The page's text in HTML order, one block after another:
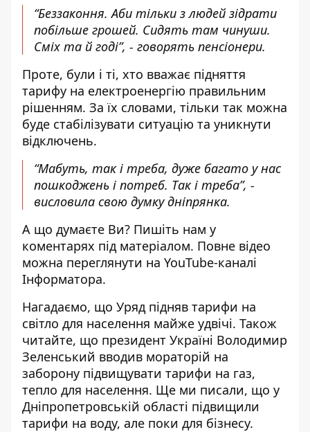
“Беззаконня. Аби тільки з людей зідрати
побільше грошей. Сидять там чинуши.
Сміх та й годі”, - говорять пенсіонери.
Проте, були і ті, хто вважає підняття
тарифу на електроенергію правильним
рішенням. За їх словами, тільки так можна
буде стабілізувати ситуацію та уникнути
відключень.
“Мабуть, так і треба, дуже багато у нас
пошкоджень і потреб. Так і треба”, -
висловила свою думку дніпрянка.
А що думаєте Ви? Пишіть нам у
коментарях під матеріалом. Повне відео
можна переглянути на YouTube-каналі
Інформатора.
Нагадаємо, що Уряд підняв тарифи на
світло для населення майже удвічі. Також
читайте, що президент Україні Володимир
Зеленський вводив мораторій на
заборону підвищувати тарифи на газ,
тепло для населення. Ще ми писали, що у
Дніпропетровській області підвищили
тарифи на воду, але поки для бізнесу.